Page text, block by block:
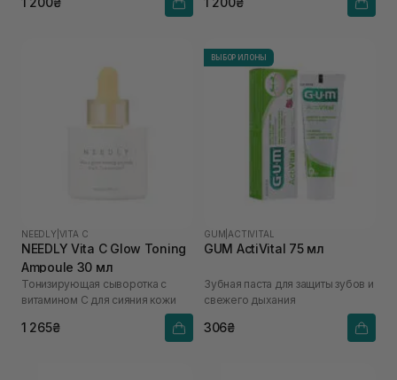
NEEDLY VITA C
NEEDLY Vita C Glow Toning
Ampoule 30 мл
Тонизирующая сыворотка с
витамином С для сияния кожи
1 265₴
ВЫБОР ИЛОНЫ
GUM ACTIVITAL
GUM ActiVital 75 мл
Зубная паста для защиты зубов и
свежего дыхания
306₴